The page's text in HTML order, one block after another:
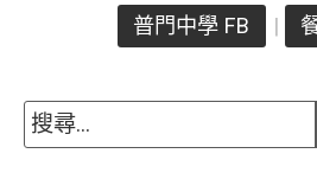
普門中學 FB